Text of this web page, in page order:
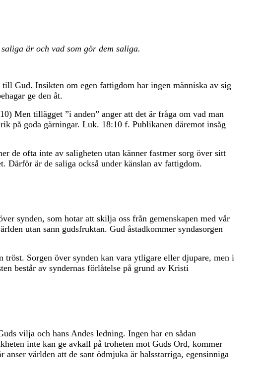
är och vad som gör dem saliga.
Gud. Insikten om egen fattigdom har ingen människa av sig
ge den åt.
Men tillägget ”i anden” anger att det är fråga om vad man
på goda gärningar. Luk. 18:10 f. Publikanen däremot insåg
de ofta inte av saligheten utan känner fastmer sorg över sitt
Därför är de saliga också under känslan av fattigdom.
synden, som hotar att skilja oss från gemenskapen med vår
utan sann gudsfruktan. Gud åstadkommer syndasorgen
Sorgen över synden kan vara ytligare eller djupare, men i
består av syndernas förlåtelse på grund av Kristi
vilja och hans Andes ledning. Ingen har en sådan
inte kan ge avkall på troheten mot Guds Ord, kommer
världen att de sant ödmjuka är halsstarriga, egensinniga